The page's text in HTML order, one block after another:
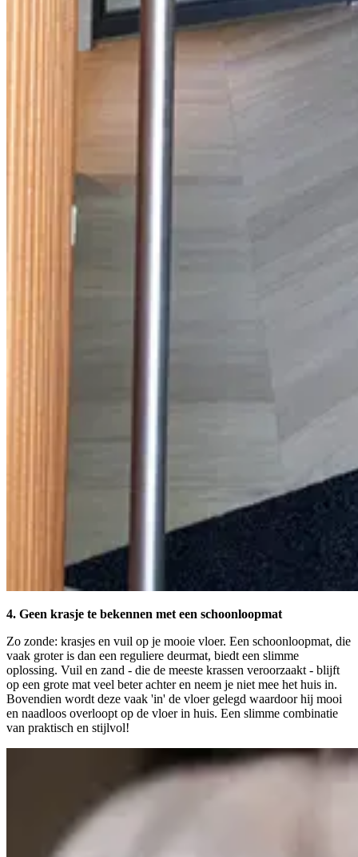
4. Geen krasje te bekennen met een schoonloopmat
Zo zonde: krasjes en vuil op je mooie vloer. Een schoonloopmat, die
vaak groter is dan een reguliere deurmat, biedt een slimme
oplossing. Vuil en zand - die de meeste krassen veroorzaakt - blijft
op een grote mat veel beter achter en neem je niet mee het huis in.
Bovendien wordt deze vaak 'in' de vloer gelegd waardoor hij mooi
en naadloos overloopt op de vloer in huis. Een slimme combinatie
van praktisch en stijlvol!